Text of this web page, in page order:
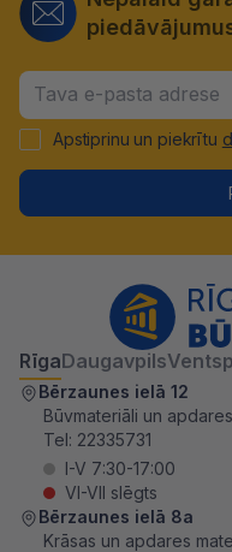
Apstiprinu un piekrītu
RīgaDaugavpils
Bērzaunes ielā 12
Būvmateriāli un
Tel: 22335731
I-V 7:30-17:00
VI-VII slēgts
Bērzaunes ielā 8a
Krāsas un apdares